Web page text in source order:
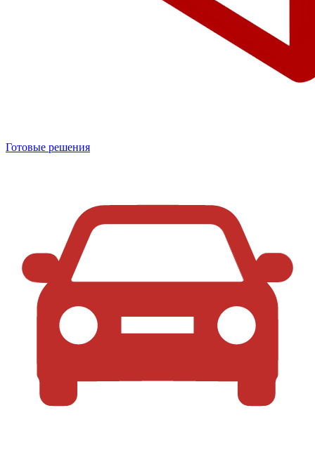
Готовые решения